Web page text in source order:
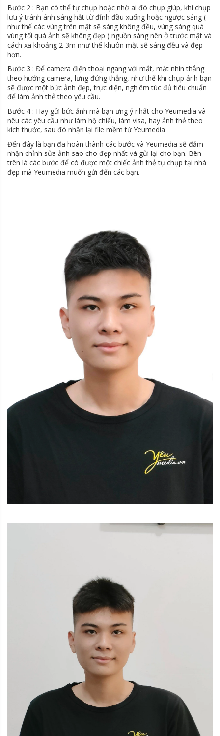
Bước 2 : Bạn có thể tự chụp hoặc nhờ ai đó chụp giúp, khi chụp
lưu ý tránh ánh sáng hắt từ đỉnh đầu xuống hoặc ngược sáng (
như thế các vùng trên mặt sẽ sáng không đều, vùng sáng quá
vùng tối quá ảnh sẽ không đẹp ) nguồn sáng nên ở trước mặt và
cách xa khoảng 2-3m như thế khuôn mặt sẽ sáng đều và đẹp
hơn.
Bước 3 : Để camera điện thoại ngang với mắt, mắt nhìn thẳng
theo hướng camera, lưng đứng thẳng, như thế khi chụp ảnh bạn
sẽ được một bức ảnh đẹp, trực diện, nghiêm túc đủ tiêu chuẩn
để làm ảnh thẻ theo yêu cầu.
Bước 4 : Hãy gửi bức ảnh mà bạn ưng ý nhất cho Yeumedia và
nêu các yêu cầu như làm hộ chiếu, làm visa, hay ảnh thẻ theo
kích thước, sau đó nhận lại file mềm từ Yeumedia
Đến đây là bạn đã hoàn thành các bước và Yeumedia sẽ đảm
nhận chỉnh sửa ảnh sao cho đẹp nhất và gửi lại cho bạn. Bên
trên là các bước để có được một chiếc ảnh thẻ tự chụp tại nhà
đẹp mà Yeumedia muốn gửi đến các bạn.